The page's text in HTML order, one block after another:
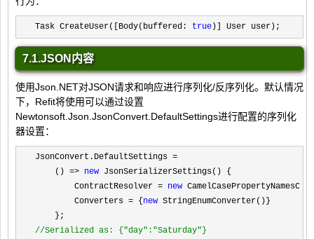
Task CreateUser([Body(buffered: true )] User user);
7.1.JSON内容
使用Json.NET对JSON请求和响应进行序列化/反序列化。默认情况
下，Refit将使用可以通过设置
Newtonsoft.Json.JsonConvert.DefaultSettings进行配置的序列化
器设置：
JsonConvert.DefaultSettings =
    ()
=> new JsonSerializerSettings() {
        ContractResolver
= new
        Converters
= { new StringEnumConverter()}
//Serialized as: {"day":"Saturday"}